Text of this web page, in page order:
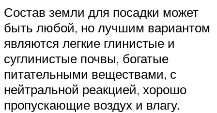
Состав земли для посадки может
быть любой, но лучшим вариантом
являются легкие глинистые и
суглинистые почвы, богатые
питательными веществами, с
нейтральной реакцией, хорошо
пропускающие воздух и влагу.